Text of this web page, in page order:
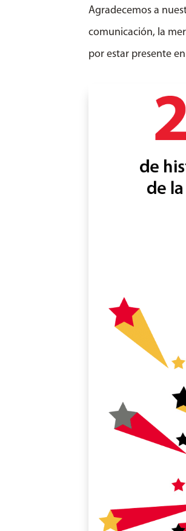
Agradecemos a
comunicación, la
por estar presente